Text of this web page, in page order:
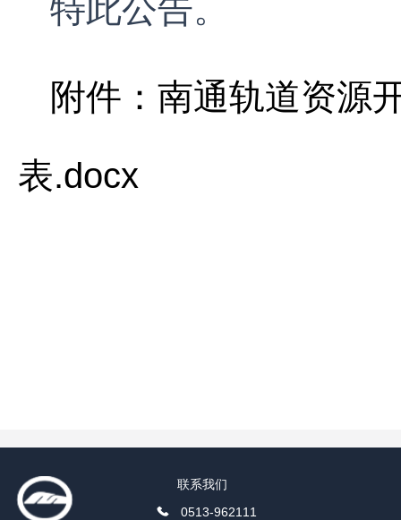
特此公告。
附件：南通轨道资源
表.docx
联系我们
0513-962111